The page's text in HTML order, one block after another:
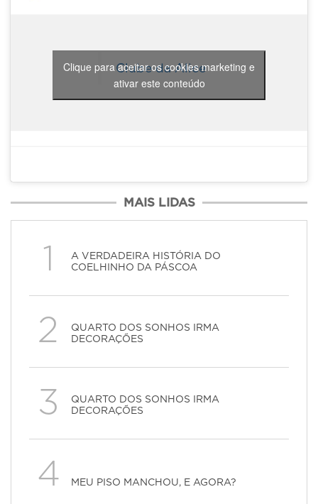
Clube da Alice
Clique para aceitar os cookies marketing e
ativar este conteúdo
MAIS LIDAS
1
A VERDADEIRA HISTÓRIA DO
COELHINHO DA PÁSCOA
2
QUARTO DOS SONHOS IRMA
DECORAÇÕES
3
QUARTO DOS SONHOS IRMA
DECORAÇÕES
4 MEU PISO MANCHOU, E AGORA?